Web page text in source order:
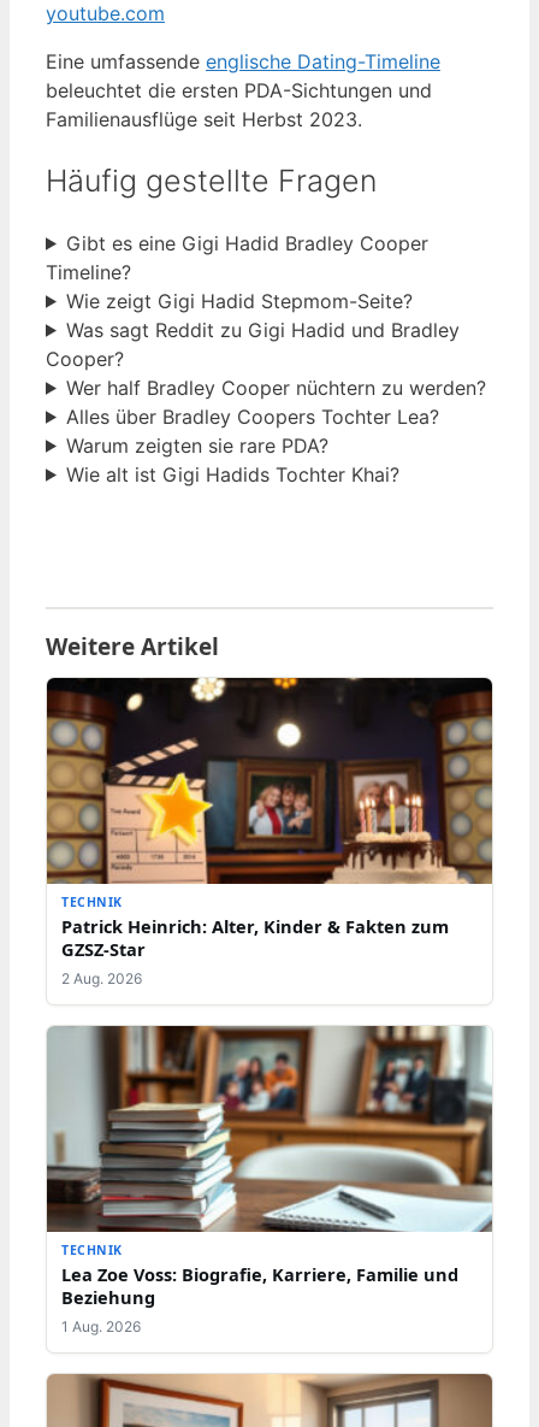
youtube.com
Eine umfassende englische Dating-Timeline
beleuchtet die ersten PDA-Sichtungen und
Familienausflüge seit Herbst 2023.
Häufig gestellte Fragen
Gibt es eine Gigi Hadid Bradley Cooper
Timeline?
Wie zeigt Gigi Hadid Stepmom-Seite?
Was sagt Reddit zu Gigi Hadid und Bradley
Cooper?
Wer half Bradley Cooper nüchtern zu werden?
Alles über Bradley Coopers Tochter Lea?
Warum zeigten sie rare PDA?
Wie alt ist Gigi Hadids Tochter Khai?
Weitere Artikel
TECHNIK
Patrick Heinrich: Alter, Kinder & Fakten zum
GZSZ-Star
2 Aug. 2026
TECHNIK
Lea Zoe Voss: Biografie, Karriere, Familie und
Beziehung
1 Aug. 2026